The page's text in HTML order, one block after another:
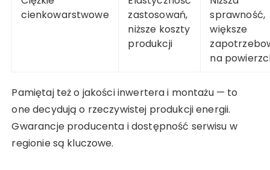
cienkowarstwowe
zastosowań,
niższe koszty
produkcji
sprawność,
większe
na
Pamiętaj też o jakości inwertera i montażu — to
one decydują o rzeczywistej produkcji energii.
Gwarancje producenta i dostępność serwisu w
regionie są kluczowe.